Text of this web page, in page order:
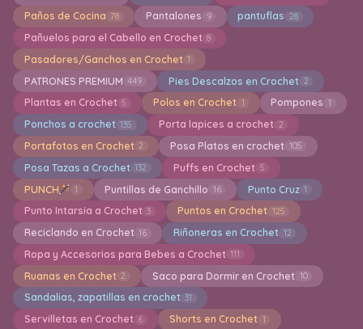
Paños de Cocina 78 Pantalones 9 pantuflas 28
Pañuelos para el Cabello en Crochet 8
Pasadores/Ganchos en Crochet 1
PATRONES PREMIUM 449 Pies Descalzos en Crochet 2
Plantas en Crochet 5 Polos en Crochet 1 Pompones 1
Ponchos a crochet 135 Porta lapices a crochet 2
Portafotos en Crochet 2 Posa Platos en crochet 105
Posa Tazas a Crochet 132 Puffs en Crochet 5
PUNCH 1 Puntillas de Ganchillo 16 Punto Cruz 1
Punto Intarsia a Crochet 3 Puntos en Crochet 125
Reciclando en Crochet 16 Riñoneras en Crochet 12
Ropa y Accesorios para Bebes a Crochet 111
Ruanas en Crochet 2 Saco para Dormir en Crochet 10
Sandalias, zapatillas en crochet 31
Servilletas en Crochet 6 Shorts en Crochet 1